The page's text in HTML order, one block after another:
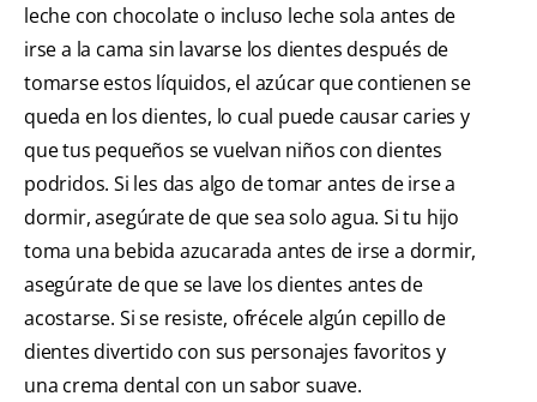
leche con chocolate o incluso leche sola antes de
irse a la cama sin lavarse los dientes después de
tomarse estos líquidos, el azúcar que contienen se
queda en los dientes, lo cual puede causar caries y
que tus pequeños se vuelvan niños con dientes
podridos. Si les das algo de tomar antes de irse a
dormir, asegúrate de que sea solo agua. Si tu hijo
toma una bebida azucarada antes de irse a dormir,
asegúrate de que se lave los dientes antes de
acostarse. Si se resiste, ofrécele algún cepillo de
dientes divertido con sus personajes favoritos y
una crema dental con un sabor suave.